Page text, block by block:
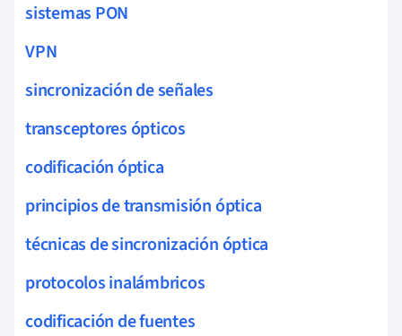
sistemas PON
VPN
sincronización de señales
transceptores ópticos
codificación óptica
principios de transmisión óptica
técnicas de sincronización óptica
protocolos inalámbricos
codificación de fuentes